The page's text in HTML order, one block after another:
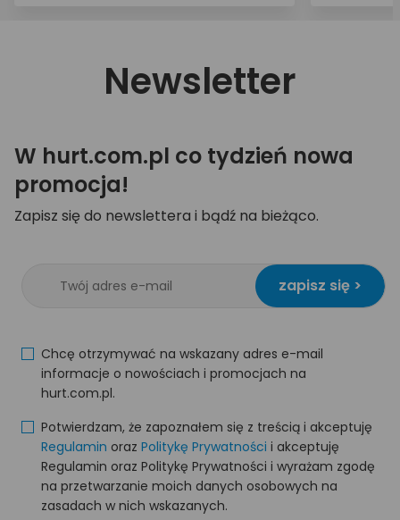
Newsletter
W hurt.com.pl co tydzień nowa
promocja!
Zapisz się do newslettera i bądź na bieżąco.
zapisz się >
Chcę otrzymywać na wskazany adres e-mail
informacje o nowościach i promocjach na
hurt.com.pl.
Potwierdzam, że zapoznałem się z treścią i akceptuję
Regulamin oraz Politykę Prywatności i akceptuję
Regulamin oraz Politykę Prywatności i wyrażam zgodę
na przetwarzanie moich danych osobowych na
zasadach w nich wskazanych.